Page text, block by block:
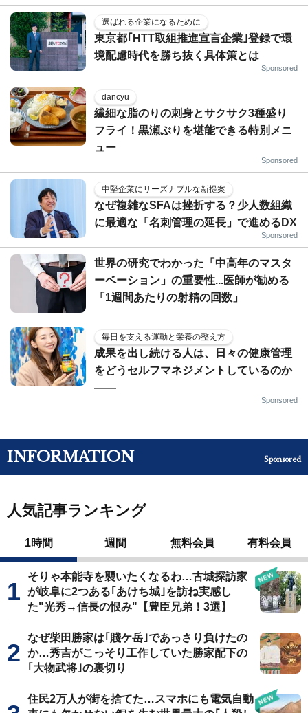
選ばれる企業になるために
東京都｢HTT取組推進宣言企業｣登録で環
境配慮時代を勝ち抜く具体策とは
Sponsored
dancyu
繊細な脂のりの刺身とサクサク3種盛り
フライ！黒瀬ぶりを堪能できる特別メニ
ュー
Sponsored
中堅企業にリーズナブルな新提案
なぜ複雑なSFAは挫折する？少人数組織
に最適な「名刺管理の延長」で進めるDX
Sponsored
世界の研究でわかった「中高年のマスタ
ーベーション」の重要性...医師が勧める
「1週間あたりの射精の回数」
毎日を支える運動と栄養の整え方
成果を出し続ける人は、日々の健康管理
をどうセルフマネジメントしているのか
——
Sponsored
INFORMATION Sponsored
人気記事ランキング
1時間 週間 無料会員 有料会員
そりゃ本能寺を襲いたくなるわ…古城探訪家
が岐阜に2つある｢あけち城｣を訪ね実感し
た"光秀→信長の恨み"【豊臣兄弟！3選】
なぜ柴田勝家は｢賤ケ岳｣であっさり負けたの
か…秀吉がこっそり工作していた勝家配下の
｢大物武将｣の裏切り
住民2万人が街を捨てた…スマホにも電気自動